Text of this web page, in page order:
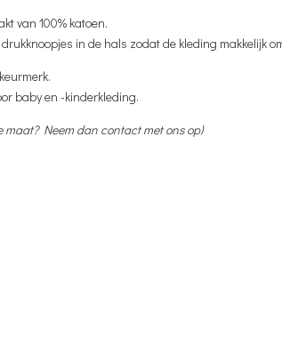
van 100% katoen.
in de hals zodat de kleding makkelijk
baby en -kinderkleding.
Neem dan contact met ons op)